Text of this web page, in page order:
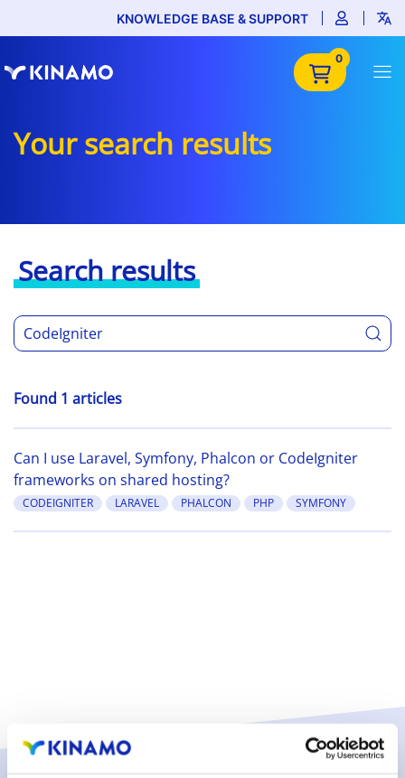
KNOWLEDGE BASE & SUPPORT
0
Your search results
Search results
Found 1 articles
Can I use Laravel, Symfony, Phalcon or CodeIgniter
frameworks on shared hosting?
CODEIGNITER LARAVEL PHALCON PHP SYMFONY